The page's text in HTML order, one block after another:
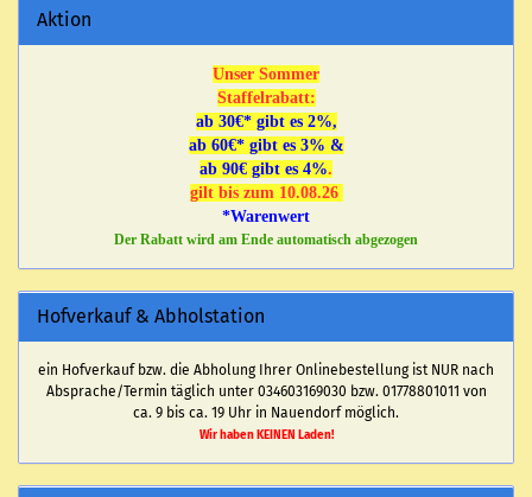
Aktion
Unser Sommer
Staffelrabatt:
ab 30€* gibt es 2%,
ab 60€* gibt es 3% &
ab 90€ gibt es 4%.
gilt bis zum 10.08.26
*Warenwert
Der Rabatt wird am Ende automatisch abgezogen
Hofverkauf & Abholstation
ein Hofverkauf bzw. die Abholung Ihrer Onlinebestellung ist NUR nach
Absprache/Termin täglich unter 034603169030 bzw. 01778801011 von
ca. 9 bis ca. 19 Uhr in Nauendorf möglich.
Wir haben KEINEN Laden!